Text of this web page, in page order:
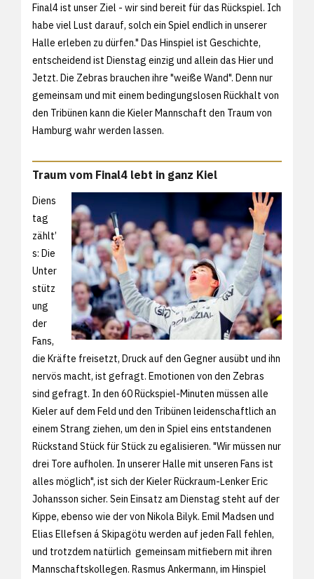
Final4 ist unser Ziel - wir sind bereit für das Rückspiel. Ich
habe viel Lust darauf, solch ein Spiel endlich in unserer
Halle erleben zu dürfen." Das Hinspiel ist Geschichte,
entscheidend ist Dienstag einzig und allein das Hier und
Jetzt. Die Zebras brauchen ihre "weiße Wand". Denn nur
gemeinsam und mit einem bedingungslosen Rückhalt von
den Tribünen kann die Kieler Mannschaft den Traum von
Hamburg wahr werden lassen.
Traum vom Final4 lebt in ganz Kiel
Diens
tag
zählt’
s: Die
Unter
stütz
ung
der
Fans,
die Kräfte freisetzt, Druck auf den Gegner ausübt und ihn
nervös macht, ist gefragt. Emotionen von den Zebras
sind gefragt. In den 60 Rückspiel-Minuten müssen alle
Kieler auf dem Feld und den Tribünen leidenschaftlich an
einem Strang ziehen, um den in Spiel eins entstandenen
Rückstand Stück für Stück zu egalisieren. "Wir müssen nur
drei Tore aufholen. In unserer Halle mit unseren Fans ist
alles möglich", ist sich der Kieler Rückraum-Lenker Eric
Johansson sicher. Sein Einsatz am Dienstag steht auf der
Kippe, ebenso wie der von Nikola Bilyk. Emil Madsen und
Elias Ellefsen á Skipagötu werden auf jeden Fall fehlen,
und trotzdem natürlich gemeinsam mitfiebern mit ihren
Mannschaftskollegen. Rasmus Ankermann, im Hinspiel